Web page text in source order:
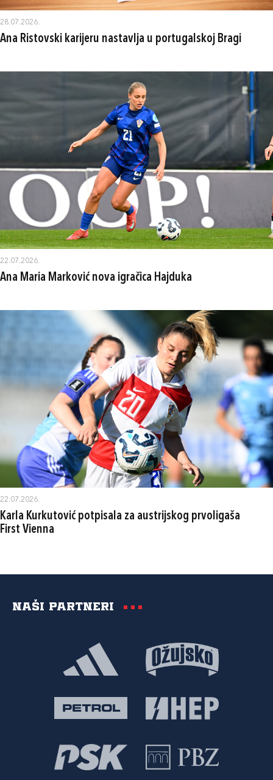
28.07.2026.
Ana Ristovski karijeru nastavlja u portugalskoj Bragi
22.07.2026.
Ana Maria Marković nova igračica Hajduka
22.07.2026.
Karla Kurkutović potpisala za austrijskog prvoligaša
First Vienna
Naši partneri